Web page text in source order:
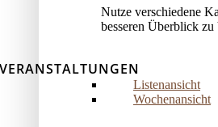
Nutze verschiedene
besseren Überblick zu
Listenansicht
Wochenansicht
VERANSTALTUNGEN